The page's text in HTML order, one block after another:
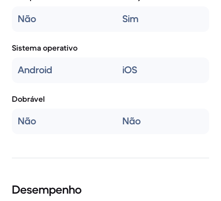
Não Sim
Sistema operativo
Android iOS
Dobrável
Não Não
Desempenho